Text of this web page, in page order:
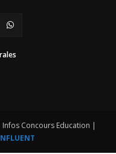
Concours Education |